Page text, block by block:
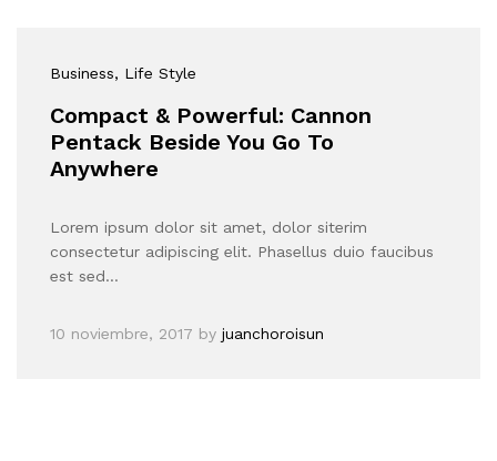
Business, Life Style
Compact & Powerful: Cannon
Pentack Beside You Go To
Anywhere
Lorem ipsum dolor sit amet, dolor siterim
consectetur adipiscing elit. Phasellus duio faucibus
est sed…
10 noviembre, 2017 by juanchoroisun